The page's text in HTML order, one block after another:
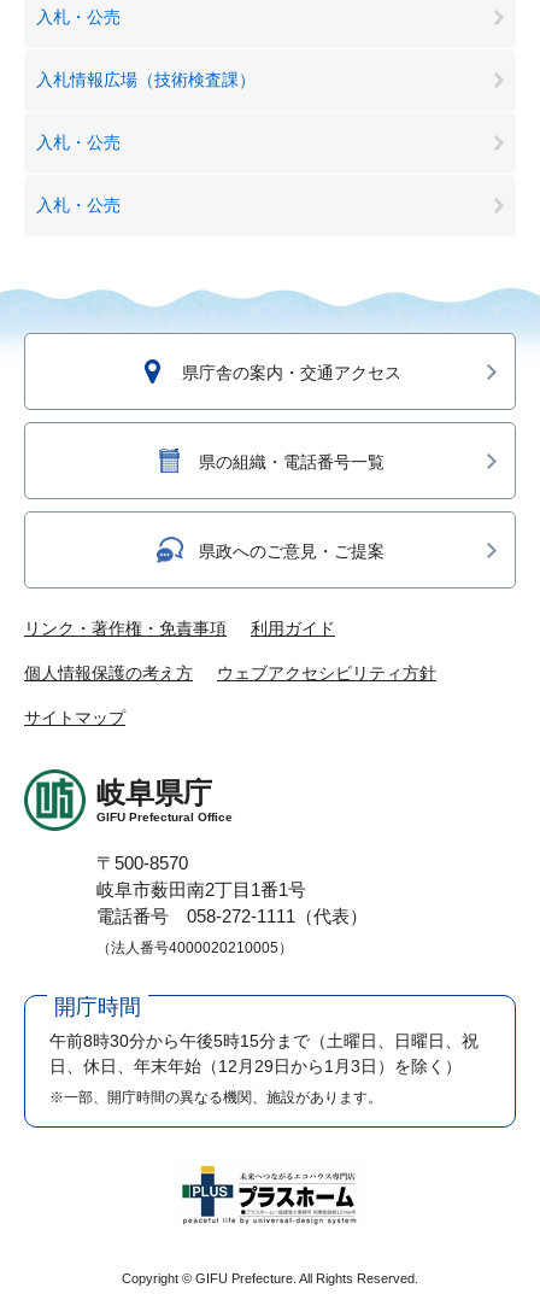
入札・公売
入札情報広場（技術検査課）
入札・公売
入札・公売
県庁舎の案内・交通アクセス
県の組織・電話番号一覧
県政へのご意見・ご提案
リンク・著作権・免責事項 利用ガイド
個人情報保護の考え方 ウェブアクセシビリティ方針
サイトマップ
岐阜県庁
GIFU Prefectural Office
〒500-8570
岐阜市薮田南2丁目1番1号
電話番号 058-272-1111（代表）
（法人番号4000020210005）
開庁時間
午前8時30分から午後5時15分まで （土曜日、日曜日、祝
日、休日、年末年始（12月29日から1月3日）を除く）
※一部、開庁時間の異なる機関、施設があります。
Copyright © GIFU Prefecture. All Rights Reserved.